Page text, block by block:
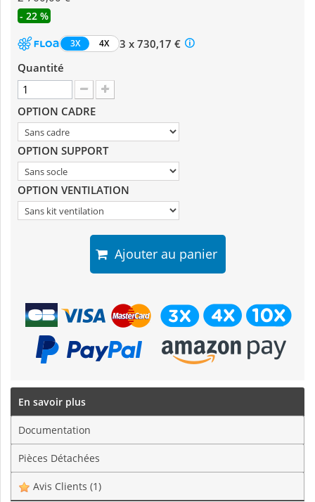
- 22 %
3X 4X
3 x 730,17 €
Quantité
OPTION CADRE
OPTION SUPPORT
OPTION VENTILATION
Ajouter au panier
En savoir plus
Documentation
Pièces Détachées
Avis Clients (1)